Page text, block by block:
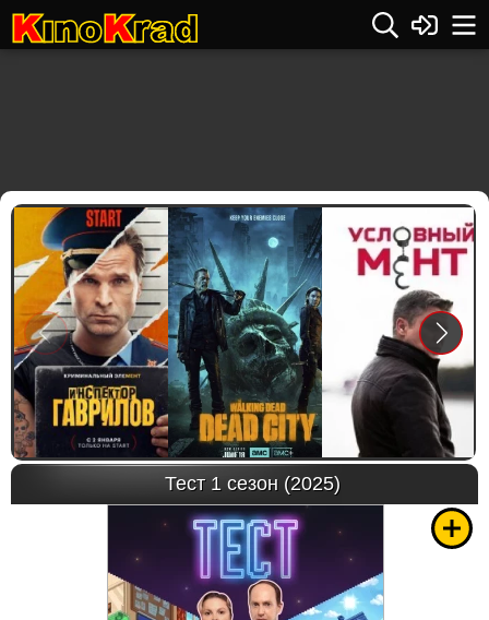
Тест 1 сезон (2025)
Previous Next